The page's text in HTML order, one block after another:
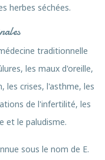
herbes séchées.
traditionnelle
les maux d'oreille,
les crises, l'asthme, les
de l'infertilité, les
et le paludisme.
sous le nom de E.